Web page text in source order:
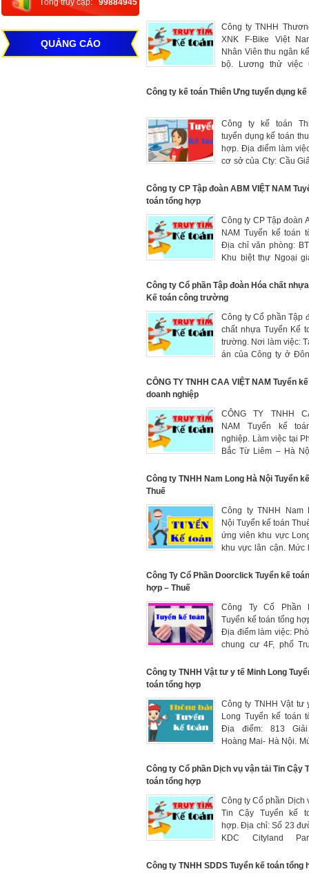
Tổng truy cập: 99884945
QUẢNG CÁO
đổi trực tiếp trong
vấn)
Công ty TNHH
XNK F-Bike Việt
Nhân Viên thu ngân
bộ. Lương thử việc
việc + doanh số bán
Công ty kế toán Thiên Ưng tuyển dụng kế
Công ty kế toán
tuyển dụng kế toán
hợp. Địa điểm làm
cơ sở của Cty: Cầu
lương: 10 - 20tr/tháng
Công ty CP Tập đoàn ABM VIỆT NAM
toán tổng hợp
Công ty CP Tập đoàn
NAM Tuyển kế toán
Địa chỉ văn phòng:
Khu biệt thự Ngoại
Mức lương thỏa
năng lực (từ 10 - 15
Công ty Cổ phần Tập đoàn Hóa chất
Kế toán công trường
Công ty Cổ phần Tập
chất nhựa Tuyển Kế
trường. Nơi làm việc:
án của Công ty ở
Biên - Hà Nội.
CÔNG TY TNHH CAA VIỆT NAM Tuyển
doanh nghiệp
CÔNG TY TNHH
NAM Tuyển kế
nghiệp. Làm việc tại
Bắc Từ Liêm – Hà
Công ty TNHH Nam Long Hà Nội Tuyển
Thuế
Công ty TNHH Nam
Nội Tuyển kế toán
ứng viên khu vực
khu vực lân cận. Mức
thành công việc).
Công Ty Cổ Phần Doorclick Tuyển kế
hợp – Thuế
Công Ty Cổ Phần
Tuyển kế toán tổng
Địa điểm làm việc:
chung cư 4F, phố
+ phụ cấp ăn trưa +
Công ty TNHH Vật tư y tế Minh Long
toán tổng hợp
Công ty TNHH Vật tư
Long Tuyển kế toán
Địa điểm: 813 Giải
Hoàng Mai- Hà Nội.
lực
Công ty Cổ phần Dịch vụ vận tải Tin Cậy
toán tổng hợp
Công ty Cổ phần Dịch
Tin Cậy Tuyển kế
hợp. Địa chỉ: Số 23
KDC Cityland
HCM, Việt Nam.
Công ty TNHH SDDS Tuyển kế toán tổng